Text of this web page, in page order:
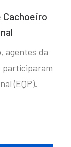
Cachoeiro
agentes da
participaram
(EQP).